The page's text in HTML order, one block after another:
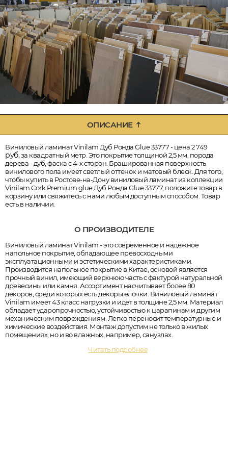
ОПИСАНИЕ
Виниловый ламинат Vinilam Дуб Ронда Glue 33777 - цена 2 749
руб.за квадратный метр. Это покрытие толщиной 2,5 мм, порода
дерева - дуб, фаска с 4-х сторон. Брашированная поверхность
винилового пола имеет светлый оттенок и матовый блеск. Для того,
чтобы купить в Ростове-на-Дону виниловый ламинат из коллекции
Vinilam Cork Premium glue Дуб Ронда Glue 33777, положите товар в
корзину или свяжитесь с нами любым доступным способом. Товар
есть в наличии.
О ПРОИЗВОДИТЕЛЕ
Виниловый ламинат Vinilam - это современное и надежное
напольное покрытие, обладающее превосходными
эксплуатационными и эстетическими характеристиками.
Производится напольное покрытие в Китае, основой является
прочный винил, имеющий верхнюю часть с фактурой натуральной
древесины или камня. Ассортимент насчитывает более 80
декоров, среди которых есть декоры елочки. Виниловый ламинат
Vinilam имеет 43 класс нагрузки и идет в толщине 2,5 мм. Материал
обладает ударопрочностью, устойчивостью к царапинам и другим
механическим повреждениям. Легко переносит температурные и
химические воздействия. Монтаж допустим не только в жилых
помещениях, но и во влажных, например, санузлах.
Читать подробнее